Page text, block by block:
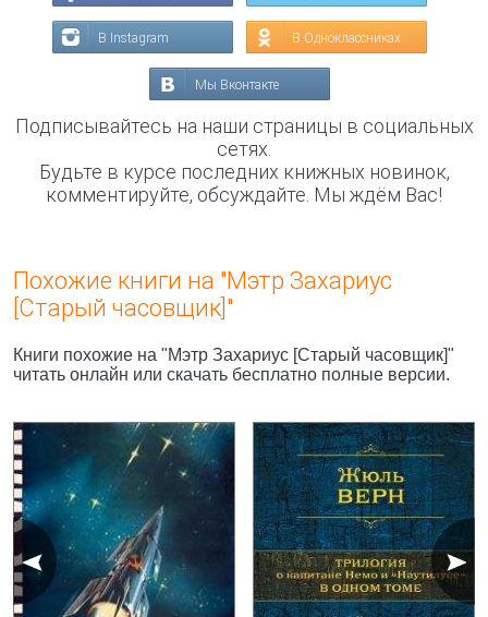
В Instagram В Одноклассниках
Мы Вконтакте
Подписывайтесь на наши страницы в социальных
сетях.
Будьте в курсе последних книжных новинок,
комментируйте, обсуждайте. Мы ждём Вас!
Похожие книги на "Мэтр Захариус
[Старый часовщик]"
Книги похожие на "Мэтр Захариус [Старый часовщик]"
читать онлайн или скачать бесплатно полные версии.